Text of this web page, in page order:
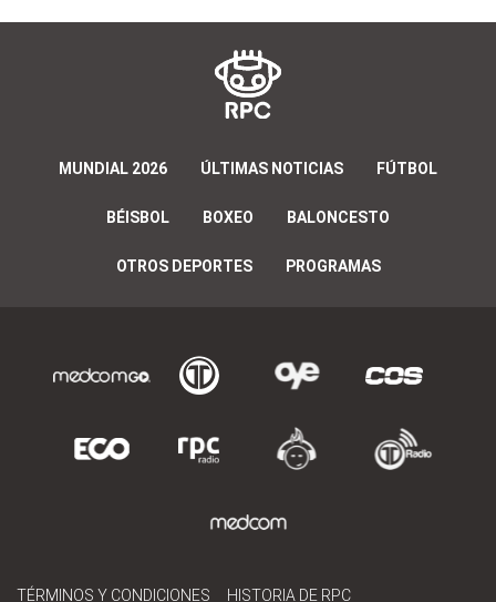
MUNDIAL 2026 ÚLTIMAS NOTICIAS FÚTBOL
BÉISBOL BOXEO BALONCESTO
OTROS DEPORTES PROGRAMAS
TÉRMINOS Y CONDICIONES HISTORIA DE RPC